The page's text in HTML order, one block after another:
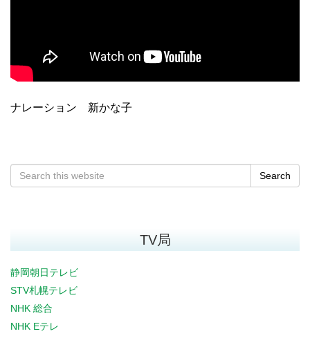
ナレーション 新かな子
Search
TV局
静岡朝日テレビ
STV札幌テレビ
NHK 総合
NHK Eテレ